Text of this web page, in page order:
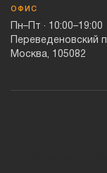
ОФИС
Пн–Пт · 10:00–19:00
Переведеновский
Москва, 105082